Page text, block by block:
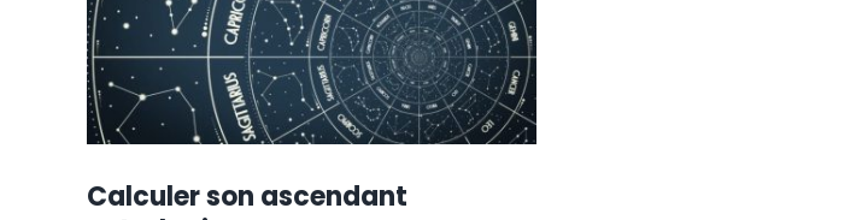
Calculer son ascendant